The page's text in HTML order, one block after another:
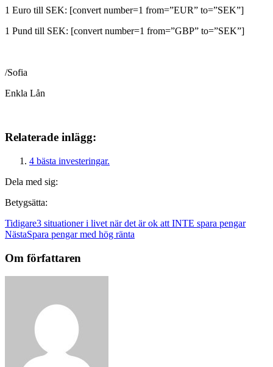
1 Euro till SEK: [convert number=1 from=”EUR” to=”SEK”]
1 Pund till SEK: [convert number=1 from=”GBP” to=”SEK”]
/Sofia
Enkla Lån
Relaterade inlägg:
4 bästa investeringar.
Dela med sig:
Betygsätta:
Tidigare3 situationer i livet när det är ok att INTE spara pengar
NästaSpara pengar med hög ränta
Om författaren